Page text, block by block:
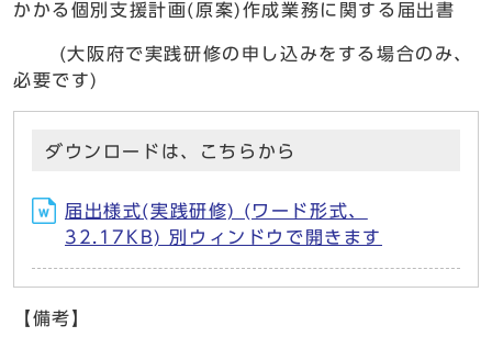
かかる個別支援計画(原案)作成業務に関する届出書
(大阪府で実践研修の申し込みをする場合のみ、
必要です)
ダウンロードは、こちらから
届出様式(実践研修) (ワード形式、
32.17KB) 別ウィンドウで開きます
【備考】